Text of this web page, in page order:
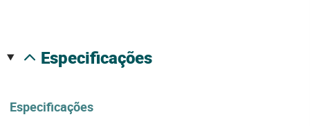
especificações
Especificações